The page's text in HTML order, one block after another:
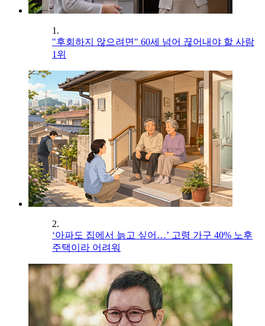
1.
"후회하지 않으려면" 60세 넘어 끊어내야 할 사람
1위
2.
‘아파도 집에서 늙고 싶어…’ 고령 가구 40% 노후
주택이라 어려워